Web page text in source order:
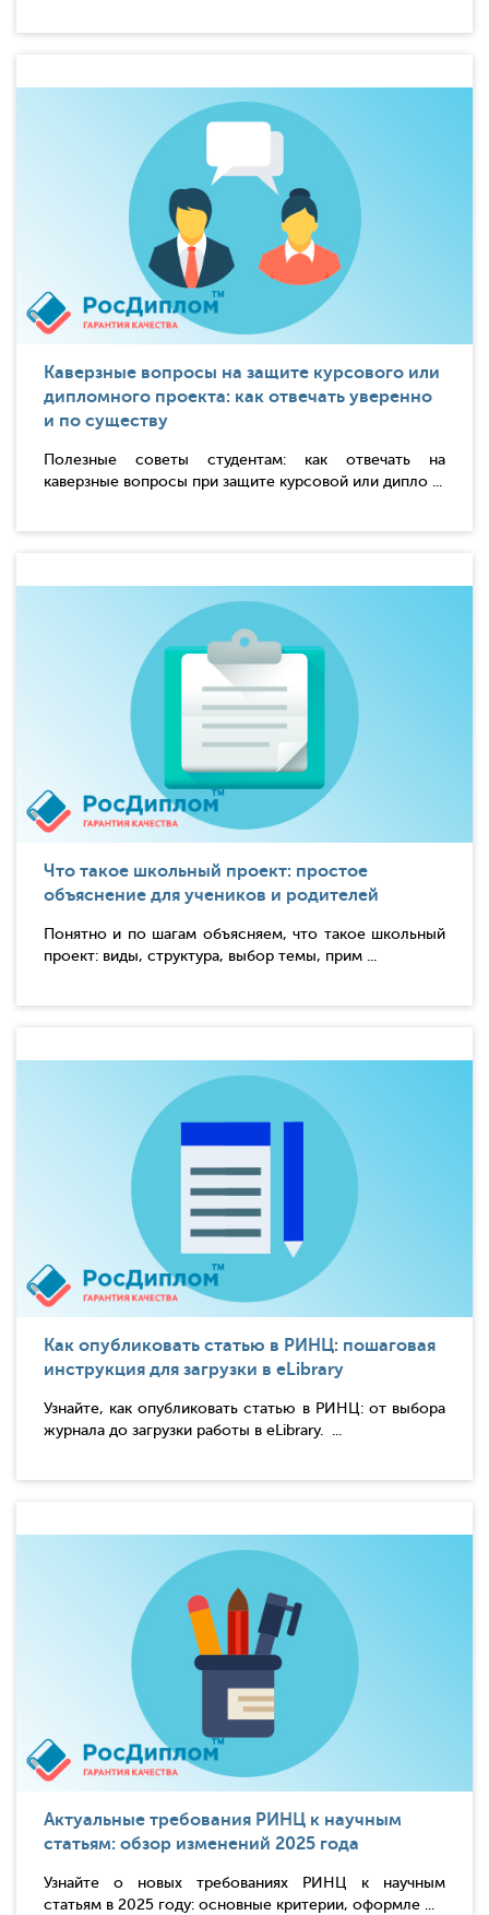
Каверзные вопросы на защите курсового или
дипломного проекта: как отвечать уверенно
и по существу
Полезные советы студентам: как отвечать на
каверзные вопросы при защите курсовой или дипло ...
Что такое школьный проект: простое
объяснение для учеников и родителей
Понятно и по шагам объясняем, что такое школьный
проект: виды, структура, выбор темы, прим ...
Как опубликовать статью в РИНЦ: пошаговая
инструкция для загрузки в eLibrary
Узнайте, как опубликовать статью в РИНЦ: от выбора
журнала до загрузки работы в eLibrary. ...
Актуальные требования РИНЦ к научным
статьям: обзор изменений 2025 года
Узнайте о новых требованиях РИНЦ к научным
статьям в 2025 году: основные критерии, оформле ...